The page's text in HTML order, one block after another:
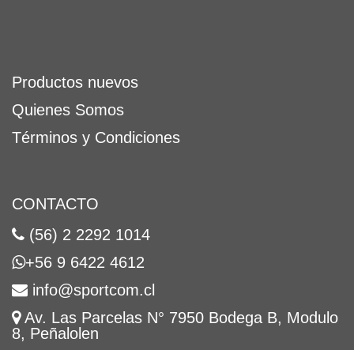
Productos nuevos
Quienes Somos
Términos y Condiciones
CONTACTO
(56) 2 2292 1014
+56 9 6422 4612
info@sportcom.cl
Av. Las Parcelas N° 7950 Bodega B, Modulo
8, Peñalolen